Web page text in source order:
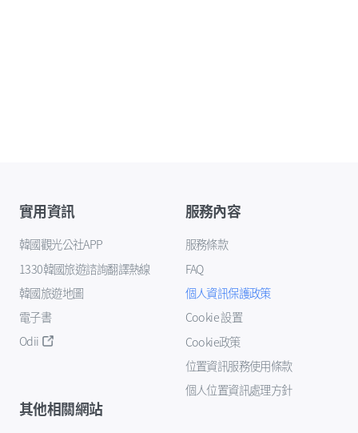
實用資訊
韓國觀光公社APP
1330韓國旅遊諮詢翻譯熱線
韓國旅遊地圖
電子書
Odii
服務內容
服務條款
FAQ
個人資訊保護政策
Cookie 設置
Cookie政策
位置資訊服務使用條款
個人位置資訊處理方針
其他相關網站